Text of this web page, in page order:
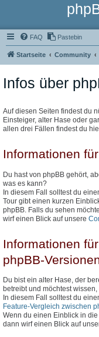
FAQ Pastebin
Startseite Community
Infos über
Auf diesen Seiten findest du
Einsteiger, alter Hase oder
allen drei Fällen findest du
Informationen
Du hast von phpBB gehört,
was es kann?
In diesem Fall solltest du
Tour gibt einen kurzen
phpBB. Falls du sehen
wirf einen Blick auf unsere
Informationen
phpBB-
Du bist ein alter Hase, der
betreibt und möchtest
In diesem Fall solltest du
Feature-Vergleich zwischen
Wenn du einen Einblick in
dann wirf einen Blick auf